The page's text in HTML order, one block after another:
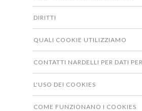
DIRITTI
QUALI COOKIE UTILIZZIAMO
CONTATTI NARDELLI PER DATI
L'USO DEI COOKIES
COME FUNZIONANO I COOKIES